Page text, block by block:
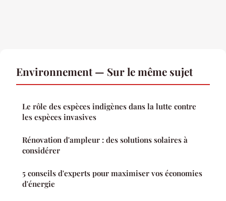
Environnement — Sur le même sujet
Le rôle des espèces indigènes dans la lutte contre
les espèces invasives
Rénovation d'ampleur : des solutions solaires à
considérer
5 conseils d'experts pour maximiser vos économies
d'énergie